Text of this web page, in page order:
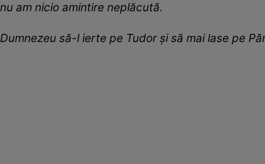
nu am nicio amintire neplăcută.
Dumnezeu să-l ierte pe Tudor și să mai lase pe